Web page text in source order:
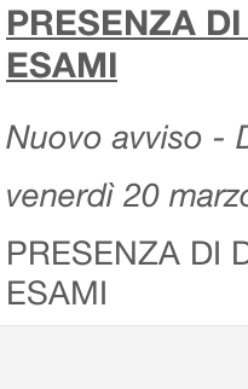
PRESENZA
ESAMI
Nuovo avviso -
venerdì 20
PRESENZA DI
ESAMI